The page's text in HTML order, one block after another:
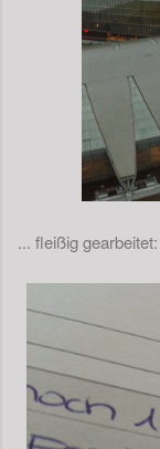
... fleißig gearbeitet: